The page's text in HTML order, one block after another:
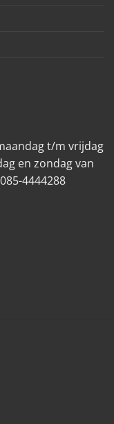
t/m vrijdag
en zondag van
4444288